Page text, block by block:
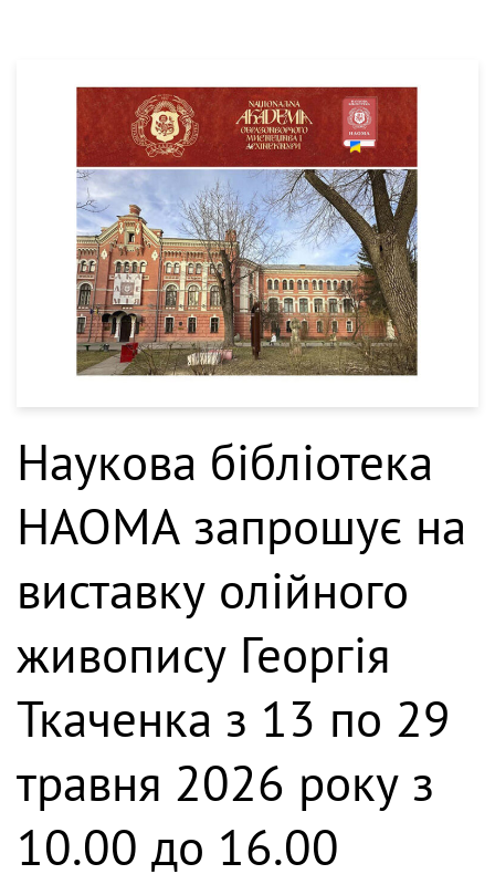
Наукова бібліотека
НАОМА запрошує на
виставку олійного
живопису Георгія
Ткаченка з 13 по 29
травня 2026 року з
10.00 до 16.00